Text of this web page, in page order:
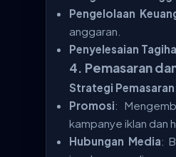
Pengelolaan
anggaran.
Penyelesaian
4. Pemasaran
Strategi Pemasaran:
Promosi:
kampanye iklan dan
Hubungan Media: